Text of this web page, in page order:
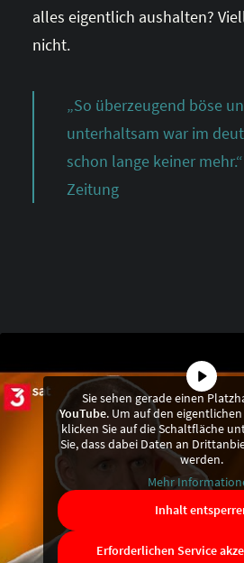
alles eigentlich aushalten?
nicht.
„So überzeugend böse
unterhaltsam war im
schon lange keiner
Zeitung
Sie sehen gerade einen
YouTube. Um auf den
klicken Sie auf die Schaltfläche
Sie, dass dabei Daten an
werden.
Mehr
Inhalt
Erforderlichen Service